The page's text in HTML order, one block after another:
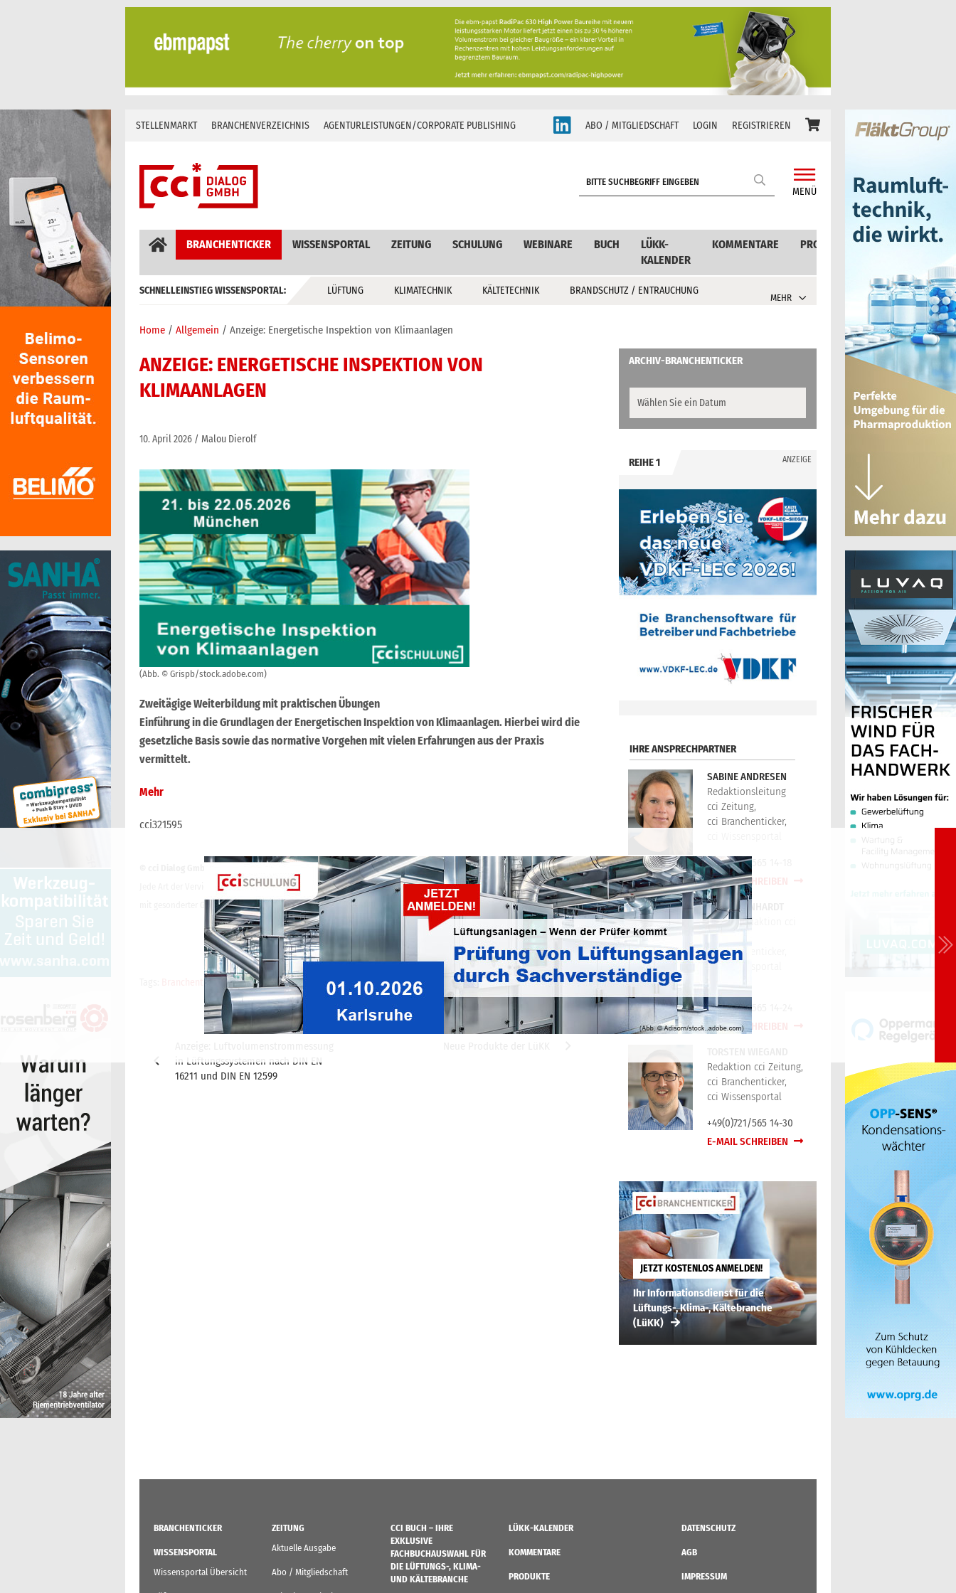
Skip
content
STELLENMARKT BRANCHENVERZEICHNIS AGENTURLEISTUNGEN/CORPORATE PUBLISHING ABO / MITGLIEDSCHAFT LOGIN REGISTRIEREN
MENÜ
BRANCHENTICKER WISSENSPORTAL ZEITUNG SCHULUNG WEBINARE BUCH
LÜKK-
KALENDER
KOMMENTARE PRODUKTE
SCHNELLEINSTIEG WISSENSPORTAL: LÜFTUNG KLIMATECHNIK KÄLTETECHNIK BRANDSCHUTZ / ENTRAUCHUNG
MEHR
Home Allgemein Anzeige: Energetische Inspektion von Klimaanlagen
ANZEIGE: ENERGETISCHE INSPEKTION VON
KLIMAANLAGEN
10. April 2026 Malou Dierolf
(Abb. © Grispb/stock.adobe.com)
Zweitägige Weiterbildung mit praktischen Übungen
Einführung in die Grundlagen der Energetischen Inspektion von Klimaanlagen. Hierbei wird die
gesetzliche Basis sowie das normative Vorgehen mit vielen Erfahrungen aus der Praxis
vermittelt.
Mehr
cci321595
Jede Art der Vervielfältigung, Verbreitung, öffentlichen Zugänglichmachung oder Bearbeitung, auch auszugsweise, ist nur
mit gesonderter Genehmigung der cci Dialog GmbH gestattet.
Branchenticker-Anzeige cci Branchenticker
Beitragsnavigation
in Lüftungssystemen nach DIN EN
16211 und DIN EN 12599
ARCHIV-BRANCHENTICKER
REIHE 1 ANZEIGE
IHRE ANSPRECHPARTNER
SABINE ANDRESEN
Redaktionsleitung
cci Zeitung,
cci Branchenticker,
+49(0)721/565 14-18
E-MAIL SCHREIBEN
PETER REINHARDT
Technikredaktion cci
Zeitung,
cci Branchenticker,
cci Wissensportal
+49(0)721/565 14-24
E-MAIL SCHREIBEN
Redaktion cci Zeitung,
cci Branchenticker,
cci Wissensportal
+49(0)721/565 14-30
E-MAIL SCHREIBEN
JETZT KOSTENLOS ANMELDEN!
Ihr Informationsdienst für die
Lüftungs-, Klima-, Kältebranche
(LüKK)
BRANCHENTICKER
WISSENSPORTAL
Wissensportal Übersicht
ZEITUNG
Aktuelle Ausgabe
Abo / Mitgliedschaft
CCI BUCH – IHRE
EXKLUSIVE
FACHBUCHAUSWAHL FÜR
DIE LÜFTUNGS-, KLIMA-
UND KÄLTEBRANCHE
LÜKK-KALENDER
KOMMENTARE
PRODUKTE
DATENSCHUTZ
AGB
IMPRESSUM